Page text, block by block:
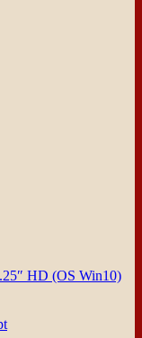
HD (OS Win10)